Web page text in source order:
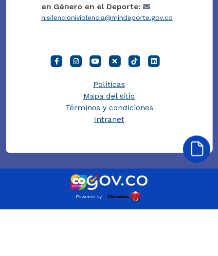
en Género en el Deporte:
nisilencioniviolencia@mindeporte.gov.co
Políticas
Mapa del sitio
Términos y condiciones
Intranet
Powered by :